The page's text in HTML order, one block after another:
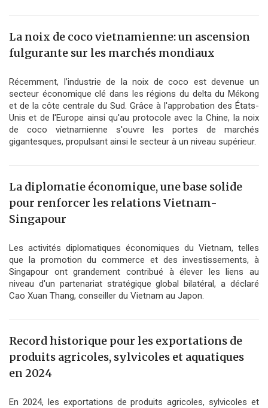
La noix de coco vietnamienne: un ascension
fulgurante sur les marchés mondiaux
Récemment, l’industrie de la noix de coco est devenue un
secteur économique clé dans les régions du delta du Mékong
et de la côte centrale du Sud. Grâce à l'approbation des États-
Unis et de l'Europe ainsi qu'au protocole avec la Chine, la noix
de coco vietnamienne s'ouvre les portes de marchés
gigantesques, propulsant ainsi le secteur à un niveau supérieur.
La diplomatie économique, une base solide
pour renforcer les relations Vietnam-
Singapour
Les activités diplomatiques économiques du Vietnam, telles
que la promotion du commerce et des investissements, à
Singapour ont grandement contribué à élever les liens au
niveau d'un partenariat stratégique global bilatéral, a déclaré
Cao Xuan Thang, conseiller du Vietnam au Japon.
Record historique pour les exportations de
produits agricoles, sylvicoles et aquatiques
en 2024
En 2024, les exportations de produits agricoles, sylvicoles et